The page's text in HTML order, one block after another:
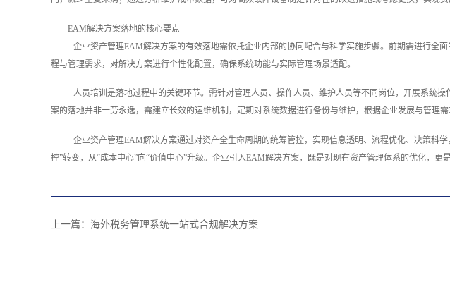
EAM解决方案落地的核心要点
企业资产管理EAM解决方案的有效落地需依托企业内部的协同配合与科学实施步骤。前期需进行全
程与管理需求，对解决方案进行个性化配置，确保系统功能与实际管理场景适配。
人员培训是落地过程中的关键环节。需针对管理人员、操作人员、维护人员等不同岗位，开展系统
案的落地并非一劳永逸，需建立长效的运维机制，定期对系统数据进行备份与维护，根据企业发展与管理
企业资产管理EAM解决方案通过对资产全生命周期的统筹管控，实现信息透明、流程优化、决策科
控”转变，从“成本中心”向“价值中心”升级。企业引入EAM解决方案，既是对现有资产管理体系的优化，更
上一篇： 海外税务管理系统一站式合规解决方案